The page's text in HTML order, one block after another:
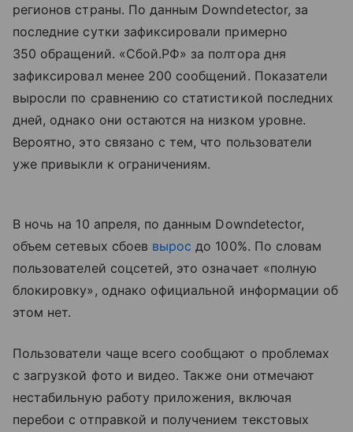
регионов страны. По данным Downdetector, за
последние сутки зафиксировали примерно
350 обращений. «Сбой.РФ» за полтора дня
зафиксировал менее 200 сообщений. Показатели
выросли по сравнению со статистикой последних
дней, однако они остаются на низком уровне.
Вероятно, это связано с тем, что пользователи
уже привыкли к ограничениям.
В ночь на 10 апреля, по данным Downdetector,
объем сетевых сбоев вырос до 100%. По словам
пользователей соцсетей, это означает «полную
блокировку», однако официальной информации об
этом нет.
Пользователи чаще всего сообщают о проблемах
с загрузкой фото и видео. Также они отмечают
нестабильную работу приложения, включая
перебои с отправкой и получением текстовых